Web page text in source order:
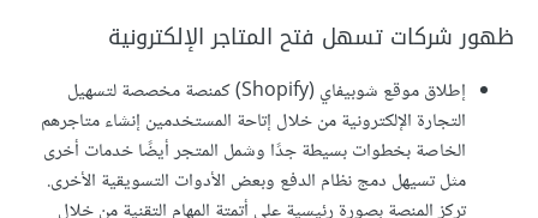
ظهور شركات تسهل فتح المتاجر الإلكترونية
إطلاق موقع شوبيفاي (Shopify) كمنصة مخصصة لتسهيل
التجارة الإلكترونية من خلال إتاحة المستخدمين إنشاء متاجرهم
الخاصة بخطوات بسيطة جدًا وشمل المتجر أيضًا خدمات أخرى
مثل تسيهل دمج نظام الدفع وبعض الأدوات التسويقية الأخرى.
تركز المنصة بصورة رئيسية على أتمتة المهام التقنية من خلال